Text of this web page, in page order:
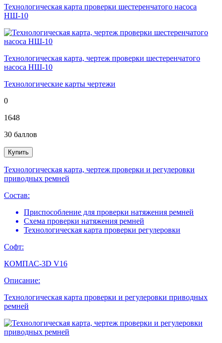
Технологическая карта проверки шестеренчатого насоса
НШ-10
Технологическая карта, чертеж проверки шестеренчатого
насоса НШ-10
Технологические карты чертежи
0
1648
30 баллов
Купить
Технологическая карта, чертеж проверки и регулеровки
приводных ремней
Состав:
Приспособление для проверки натяжения ремней
Схема проверки натяжения ремней
Технологическая карта проверки регулеровки
Софт:
КОМПАС-3D V16
Описание:
Технологическая карта проверки и регулеровки приводных
ремней